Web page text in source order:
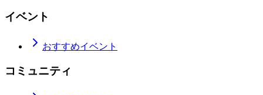
イベント
おすすめイベント
コミュニティ